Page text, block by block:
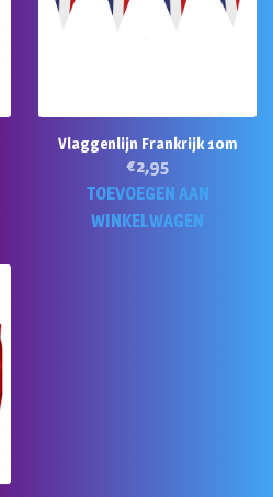
Vlaggenlijn Frankrijk 10m
€2,95
TOEVOEGEN AAN
WINKELWAGEN